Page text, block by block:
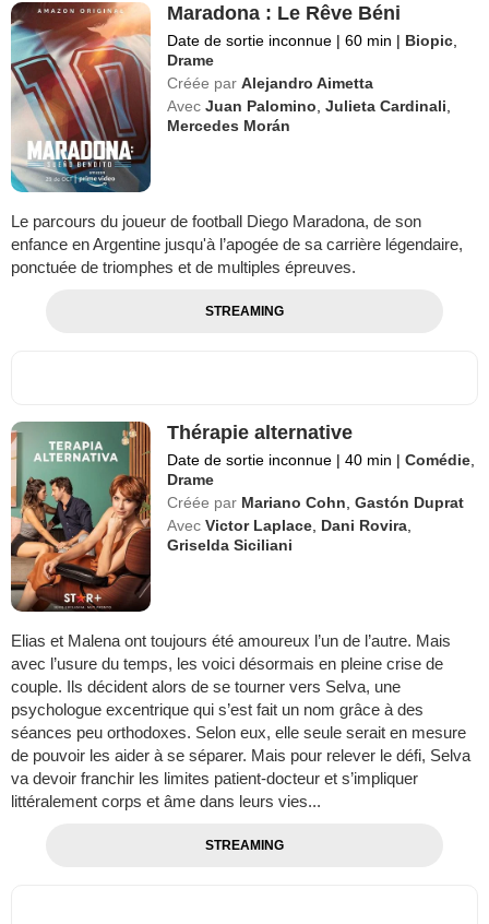
Maradona : Le Rêve Béni
Date de sortie inconnue | 60 min | Biopic
Drame
Créée par Alejandro Aimetta
Avec Juan Palomino ,Julieta Cardinali
Mercedes Morán
Le parcours du joueur de football Diego Maradona, de son
enfance en Argentine jusqu'à l’apogée de sa carrière légendaire,
ponctuée de triomphes et de multiples épreuves.
STREAMING
Thérapie alternative
Date de sortie inconnue | 40 min | Comédie
Drame
Créée par Mariano Cohn ,Gastón Duprat
Avec Victor Laplace Dani Rovira
Griselda Siciliani
Elias et Malena ont toujours été amoureux l’un de l’autre. Mais
avec l’usure du temps, les voici désormais en pleine crise de
couple. Ils décident alors de se tourner vers Selva, une
psychologue excentrique qui s’est fait un nom grâce à des
séances peu orthodoxes. Selon eux, elle seule serait en mesure
de pouvoir les aider à se séparer. Mais pour relever le défi, Selva
va devoir franchir les limites patient-docteur et s’impliquer
littéralement corps et âme dans leurs vies...
STREAMING